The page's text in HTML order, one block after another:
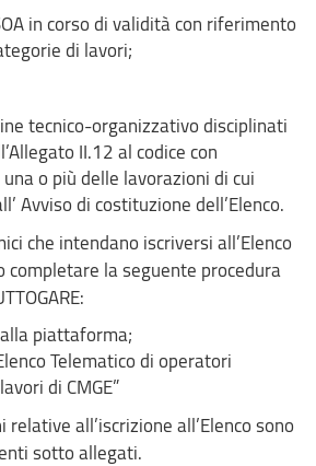
in corso di validità con riferimento
di lavori;
tecnico-organizzativo disciplinati
II.12 al codice con
o più delle lavorazioni di cui
Avviso di costituzione dell’Elenco.
che intendano iscriversi all’Elenco
completare la seguente procedura
piattaforma;
Telematico di operatori
di CMGE”
all’iscrizione all’Elenco sono
sotto allegati.